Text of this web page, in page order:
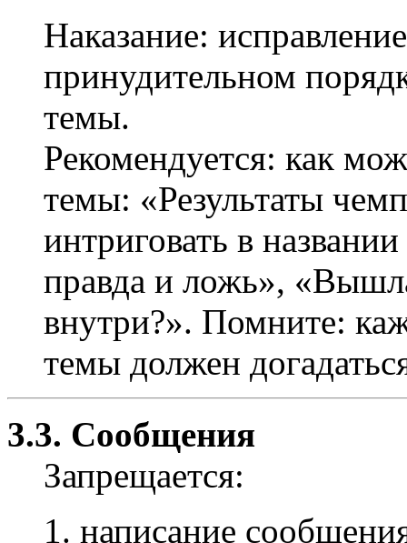
Наказание:
принудительном
темы.
Рекомендуется: как
темы: «Результаты
интриговать в
правда и ложь»,
внутри?». Помните:
темы должен
3.3. Сообщения
Запрещается:
написание